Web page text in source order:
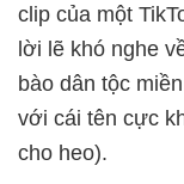
clip của một
lời lẽ khó nghe
bào dân tộc
với cái tên cực
cho heo).